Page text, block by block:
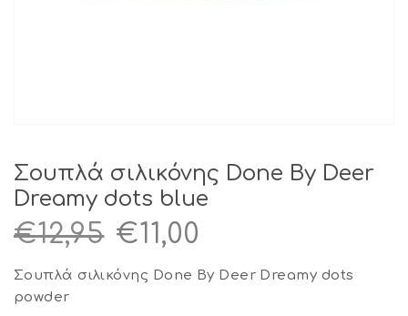
Σουπλά σιλικόνης Done By Deer
Dreamy dots blue
€12,95 Original
price
€11,00
τρέχουσα
Σουπλά σιλικόνης Done By Deer Dreamy dots
powder